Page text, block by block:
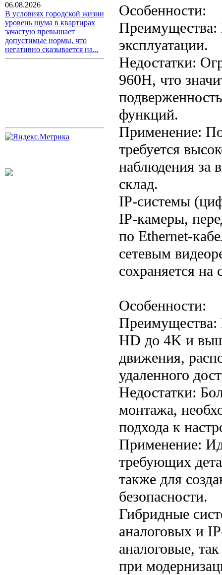
06.08.2026
В условиях городской жизни
уровень шума в квартирах
зачастую превышает
допустимые нормы, что
негативно сказывается на...
Особенности:
Преимущества:
эксплуатации.
Недостатки:
960H, что
функций.
Применение:
требуется
наблюдения за
склад.
IP-системы
IP-камеры,
по Ethernet-
сетевым
сохраняется на
Особенности:
Преимущества:
HD до 4K и
движения,
удаленного
Недостатки:
монтажа,
подхода к
Применение:
требующих
также для
безопасности.
Гибридные
аналоговых и
аналоговые,
при